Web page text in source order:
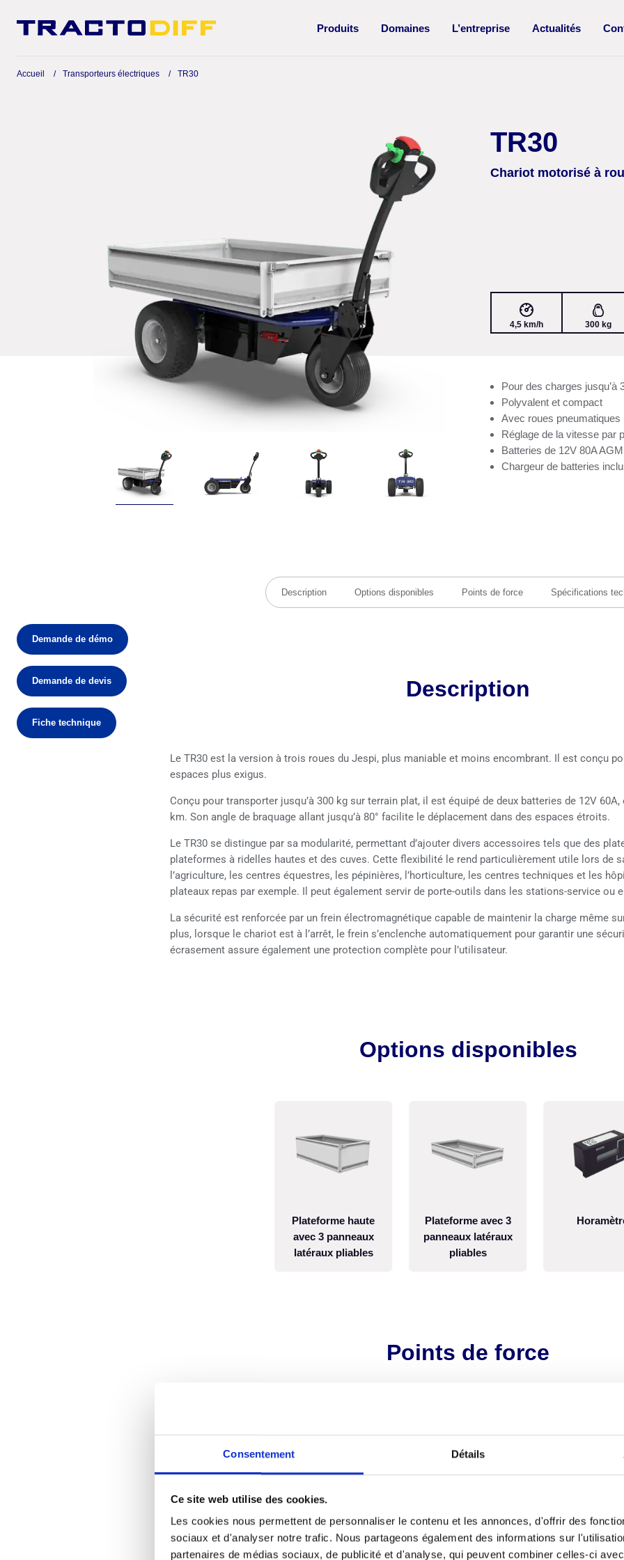
Consentement Détails
Ce site web utilise des cookies.
Les cookies nous permettent de personnaliser le contenu et les annonces, d'offrir des
sociaux et d'analyser notre trafic. Nous partageons également des informations sur
partenaires de médias sociaux, de publicité et d'analyse, qui peuvent combiner celles-ci
Produits Domaines L’entreprise Actualités
Accueil Transporteurs électriques TR30
TR30
Chariot motorisé à
4,5 km/h 300 kg
Pour des charges jusqu’à
Polyvalent et compact
Avec roues pneumatiques
Réglage de la vitesse par
Batteries de 12V 80A AGM
Chargeur de batteries
Demande de démo
Demande de devis
Fiche technique
Description Options disponibles Points de force Spécifications
Description
Le TR30 est la version à trois roues du Jespi, plus maniable et moins encombrant. Il est conçu
espaces plus exigus.
Conçu pour transporter jusqu’à 300 kg sur terrain plat, il est équipé de deux batteries de 12V
km. Son angle de braquage allant jusqu’à 80° facilite le déplacement dans des espaces étroits.
Le TR30 se distingue par sa modularité, permettant d’ajouter divers accessoires tels que des
plateformes à ridelles hautes et des cuves. Cette flexibilité le rend particulièrement utile lors de
l’agriculture, les centres équestres, les pépinières, l’horticulture, les centres techniques et les
plateaux repas par exemple. Il peut également servir de porte-outils dans les stations-service ou
La sécurité est renforcée par un frein électromagnétique capable de maintenir la charge même
plus, lorsque le chariot est à l’arrêt, le frein s’enclenche automatiquement pour garantir une
écrasement assure également une protection complète pour l’utilisateur.
Options disponibles
Plateforme haute
avec 3 panneaux
latéraux pliables
Plateforme avec 3
panneaux latéraux
pliables
Points de force
Durabilité et fiabilité
Les châssis de nos
modulables. Chaque
répondre au mieux à vos